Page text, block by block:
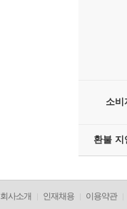
소비
환불 지
회사소개 인재채용 이용약관